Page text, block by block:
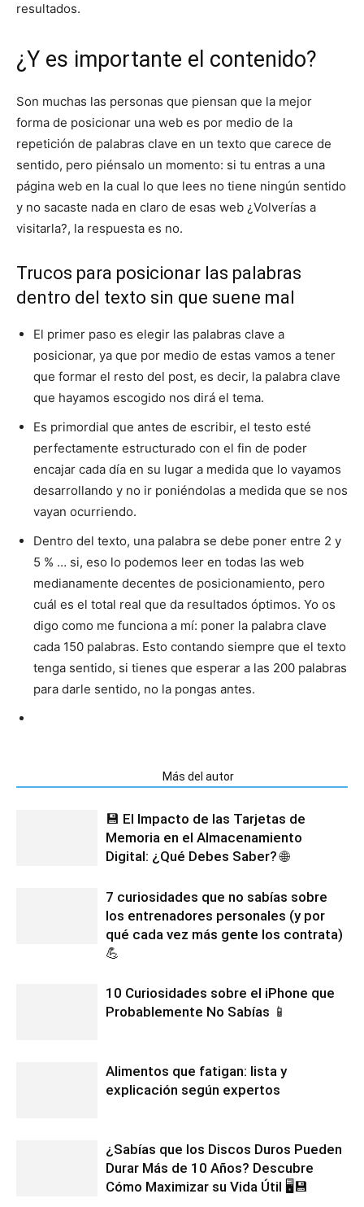
resultados.
¿Y es importante el contenido?
Son muchas las personas que piensan que la mejor
forma de posicionar una web es por medio de la
repetición de palabras clave en un texto que carece de
sentido, pero piénsalo un momento: si tu entras a una
página web en la cual lo que lees no tiene ningún sentido
y no sacaste nada en claro de esas web ¿Volverías a
visitarla?, la respuesta es no.
Trucos para posicionar las palabras
dentro del texto sin que suene mal
El primer paso es elegir las palabras clave a
posicionar, ya que por medio de estas vamos a tener
que formar el resto del post, es decir, la palabra clave
que hayamos escogido nos dirá el tema.
Es primordial que antes de escribir, el testo esté
perfectamente estructurado con el fin de poder
encajar cada día en su lugar a medida que lo vayamos
desarrollando y no ir poniéndolas a medida que se nos
vayan ocurriendo.
Dentro del texto, una palabra se debe poner entre 2 y
5 % … si, eso lo podemos leer en todas las web
medianamente decentes de posicionamiento, pero
cuál es el total real que da resultados óptimos. Yo os
digo como me funciona a mí: poner la palabra clave
cada 150 palabras. Esto contando siempre que el texto
tenga sentido, si tienes que esperar a las 200 palabras
para darle sentido, no la pongas antes.
Más del autor
💾 El Impacto de las Tarjetas de
Memoria en el Almacenamiento
Digital: ¿Qué Debes Saber? 🌐
7 curiosidades que no sabías sobre
los entrenadores personales (y por
qué cada vez más gente los contrata)
💪
10 Curiosidades sobre el iPhone que
Probablemente No Sabías 📱
Alimentos que fatigan: lista y
explicación según expertos
¿Sabías que los Discos Duros Pueden
Durar Más de 10 Años? Descubre
Cómo Maximizar su Vida Útil 🖥️💾